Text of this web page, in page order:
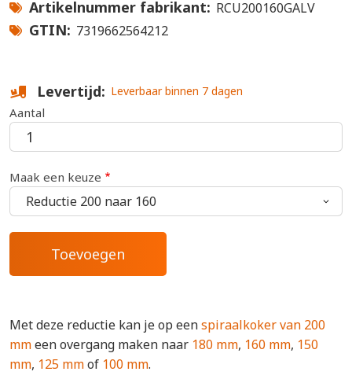
Artikelnummer fabrikant RCU200160GALV
GTIN 7319662564212
Levertijd Leverbaar binnen 7 dagen
Aantal
Maak een keuze
Met deze reductie kan je op eenspiraalkoker van 200
mmeen overgang maken naar 180 mm, 160 mm, 150
mm, 125 mmof 100 mm.